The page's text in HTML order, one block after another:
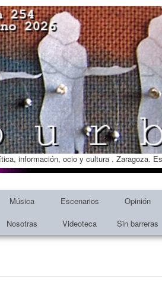
información, ocio y cultura . Zaragoza.
Música Escenarios Opinión
Nosotras Videoteca Sin barreras